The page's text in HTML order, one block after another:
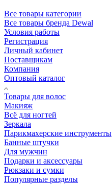
Все товары категории
Все товары бренда Dewal
Условия работы
Регистрация
Личный кабинет
Поставщикам
Компания
Оптовый каталог
Товары для волос
Макияж
Всё для ногтей
Зеркала
Парикмахерские инструменты
Банные штучки
Для мужчин
Подарки и аксессуары
Рюкзаки и сумки
Популярные разделы